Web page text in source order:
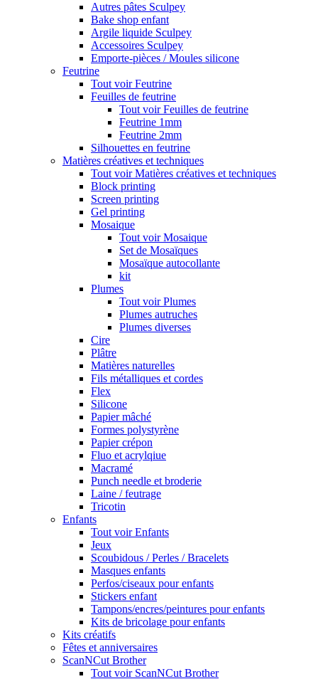
Autres pâtes Sculpey
Bake shop enfant
Argile liquide Sculpey
Accessoires Sculpey
Emporte-pièces / Moules silicone
Feutrine
Tout voir Feutrine
Feuilles de feutrine
Tout voir Feuilles de feutrine
Feutrine 1mm
Feutrine 2mm
Silhouettes en feutrine
Matières créatives et techniques
Tout voir Matières créatives et techniques
Block printing
Screen printing
Gel printing
Mosaique
Tout voir Mosaique
Set de Mosaïques
Mosaïque autocollante
kit
Plumes
Tout voir Plumes
Plumes autruches
Plumes diverses
Cire
Plâtre
Matières naturelles
Fils métalliques et cordes
Flex
Silicone
Papier mâché
Formes polystyrène
Papier crépon
Fluo et acrylqiue
Macramé
Punch needle et broderie
Laine / feutrage
Tricotin
Enfants
Tout voir Enfants
Jeux
Scoubidous / Perles / Bracelets
Masques enfants
Perfos/ciseaux pour enfants
Stickers enfant
Tampons/encres/peintures pour enfants
Kits de bricolage pour enfants
Kits créatifs
Fêtes et anniversaires
ScanNCut Brother
Tout voir ScanNCut Brother